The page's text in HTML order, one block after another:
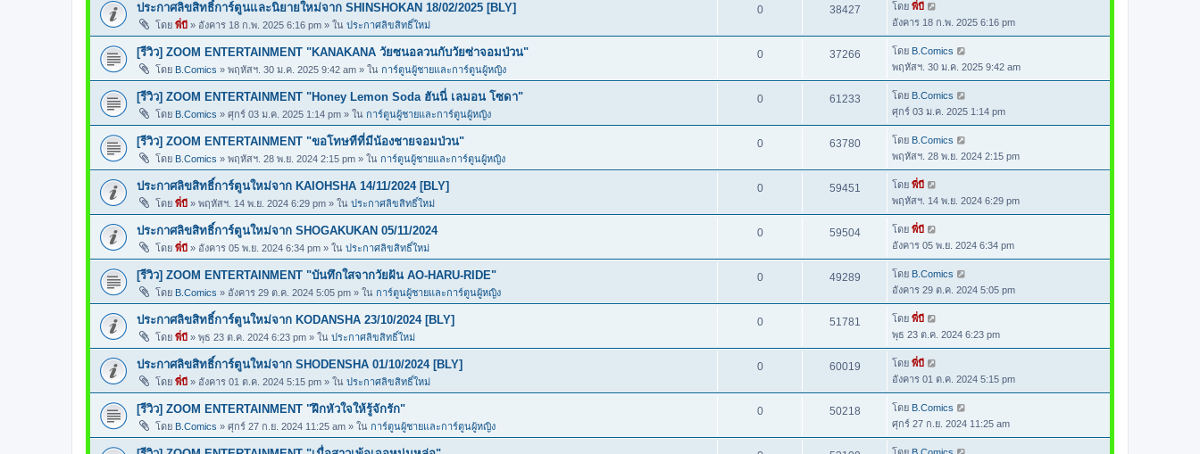
ประกาศลิขสิทธิ์การ์ตูนและนิยายใหม่จาก SHINSHOKAN 18/02/2025 [BLY]
โดย พี่บี » อังคาร 18 ก.พ. 2025 6:16 pm » ใน ประกาศลิขสิทธิ์ใหม่
0 38427 โดย พี่บี
อังคาร 18 ก.พ. 2025 6:16 pm
[รีวิว] ZOOM ENTERTAINMENT "KANAKANA วัยซนอลวนกับวัยซ่าจอมป่วน"
โดย B.Comics » พฤหัสฯ. 30 ม.ค. 2025 9:42 am » ใน การ์ตูนผู้ชายและการ์ตูนผู้หญิง
0 37266 โดย B.Comics
พฤหัสฯ. 30 ม.ค. 2025 9:42 am
[รีวิว] ZOOM ENTERTAINMENT "Honey Lemon Soda ฮันนี่ เลมอน โซดา"
โดย B.Comics » ศุกร์ 03 ม.ค. 2025 1:14 pm » ใน การ์ตูนผู้ชายและการ์ตูนผู้หญิง
0 61233 โดย B.Comics
ศุกร์ 03 ม.ค. 2025 1:14 pm
[รีวิว] ZOOM ENTERTAINMENT "ขอโทษทีที่มีน้องชายจอมป่วน"
โดย B.Comics » พฤหัสฯ. 28 พ.ย. 2024 2:15 pm » ใน การ์ตูนผู้ชายและการ์ตูนผู้หญิง
0 63780 โดย B.Comics
พฤหัสฯ. 28 พ.ย. 2024 2:15 pm
ประกาศลิขสิทธิ์การ์ตูนใหม่จาก KAIOHSHA 14/11/2024 [BLY]
โดย พี่บี » พฤหัสฯ. 14 พ.ย. 2024 6:29 pm » ใน ประกาศลิขสิทธิ์ใหม่
0 59451 โดย พี่บี
พฤหัสฯ. 14 พ.ย. 2024 6:29 pm
ประกาศลิขสิทธิ์การ์ตูนใหม่จาก SHOGAKUKAN 05/11/2024
โดย พี่บี » อังคาร 05 พ.ย. 2024 6:34 pm » ใน ประกาศลิขสิทธิ์ใหม่
0 59504 โดย พี่บี
อังคาร 05 พ.ย. 2024 6:34 pm
[รีวิว] ZOOM ENTERTAINMENT "บันทึกใสจากวัยฝัน AO-HARU-RIDE"
โดย B.Comics » อังคาร 29 ต.ค. 2024 5:05 pm » ใน การ์ตูนผู้ชายและการ์ตูนผู้หญิง
0 49289 โดย B.Comics
อังคาร 29 ต.ค. 2024 5:05 pm
ประกาศลิขสิทธิ์การ์ตูนใหม่จาก KODANSHA 23/10/2024 [BLY]
โดย พี่บี » พุธ 23 ต.ค. 2024 6:23 pm » ใน ประกาศลิขสิทธิ์ใหม่
0 51781 โดย พี่บี
พุธ 23 ต.ค. 2024 6:23 pm
ประกาศลิขสิทธิ์การ์ตูนใหม่จาก SHODENSHA 01/10/2024 [BLY]
โดย พี่บี » อังคาร 01 ต.ค. 2024 5:15 pm » ใน ประกาศลิขสิทธิ์ใหม่
0 60019 โดย พี่บี
อังคาร 01 ต.ค. 2024 5:15 pm
[รีวิว] ZOOM ENTERTAINMENT "ฝึกหัวใจให้รู้จักรัก"
โดย B.Comics » ศุกร์ 27 ก.ย. 2024 11:25 am » ใน การ์ตูนผู้ชายและการ์ตูนผู้หญิง
0 50218 โดย B.Comics
ศุกร์ 27 ก.ย. 2024 11:25 am